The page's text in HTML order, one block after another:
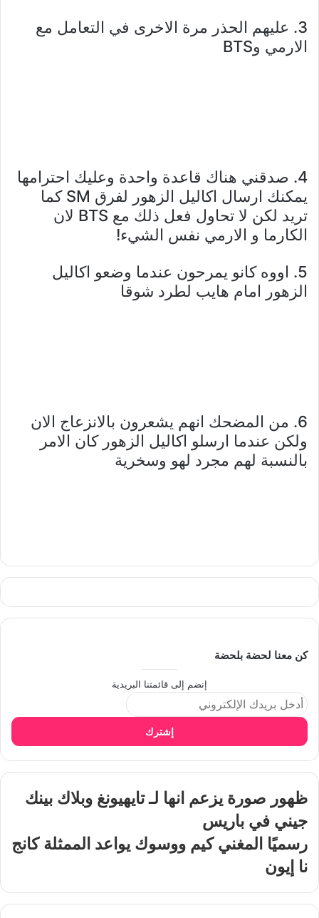
3. عليهم الحذر مرة الاخرى في التعامل مع
الارمي وBTS
4. صدقني هناك قاعدة واحدة وعليك احترامها
يمكنك ارسال اكاليل الزهور لفرق SM كما
تريد لكن لا تحاول فعل ذلك مع BTS لان
الكارما و الارمي نفس الشيء!
5. اووه كانو يمرحون عندما وضعو اكاليل
الزهور امام هايب لطرد شوقا
6. من المضحك انهم يشعرون بالانزعاج الان
ولكن عندما ارسلو اكاليل الزهور كان الامر
بالنسبة لهم مجرد لهو وسخرية
كن معنا لحضة بلحضة
إنضم إلى قائمتنا البريدية
إشترك
ظهور صورة يزعم انها لـ تايهيونغ وبلاك بينك
جيني في باريس
رسميًا المغني كيم ووسوك يواعد الممثلة كانج
نا إيون